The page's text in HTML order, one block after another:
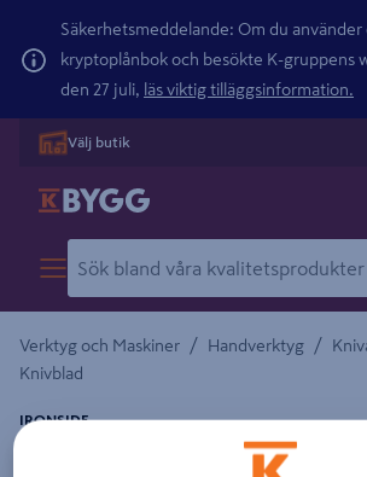
Säkerhetsmeddelande: Om du använder
kryptoplånbok och besökte K-gruppens
den 27 juli, läs viktig tilläggsinformation.
Välj butik
Verktyg och Maskiner / Handverktyg /
Knivblad
KNIVBLAD UNIVERSAL 60MM
IRONSIDE